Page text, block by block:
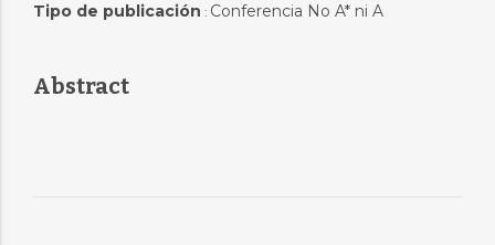
Tipo de publicación : Conferencia No A* ni A
Abstract